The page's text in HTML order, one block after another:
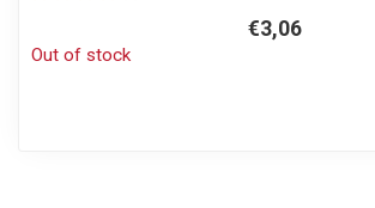
€3,06
Out of stock